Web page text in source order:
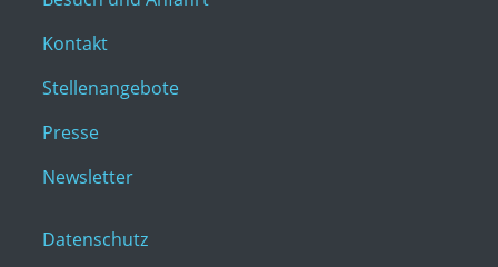
Kontakt
Stellenangebote
Presse
Newsletter
Datenschutz